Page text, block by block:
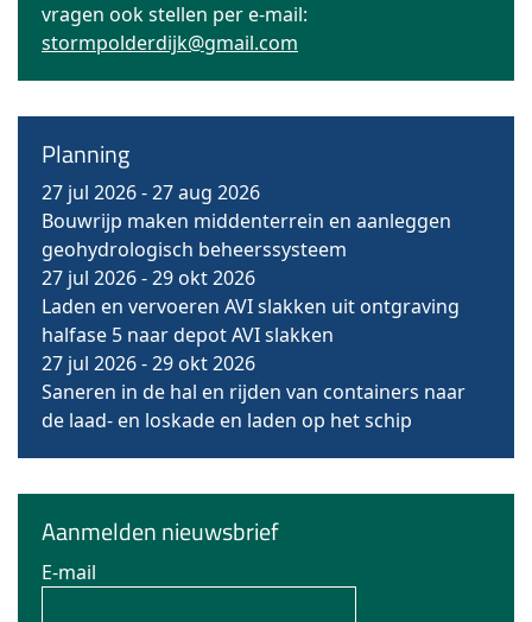
vragen ook stellen per e-mail:
stormpolderdijk@gmail.com
Planning
27 jul 2026-27 aug 2026
Bouwrijp maken middenterrein en aanleggen
geohydrologisch beheerssysteem
27 jul 2026-29 okt 2026
Laden en vervoeren AVI slakken uit ontgraving
halfase 5 naar depot AVI slakken
27 jul 2026-29 okt 2026
Saneren in de hal en rijden van containers naar
de laad- en loskade en laden op het schip
Aanmelden nieuwsbrief
E-mail